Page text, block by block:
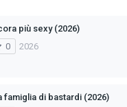
più sexy (2026)
0
2026
famiglia di bastardi (2026)